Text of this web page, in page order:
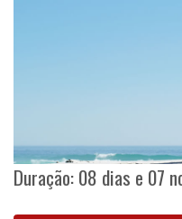
Duração: 08 dias e 07